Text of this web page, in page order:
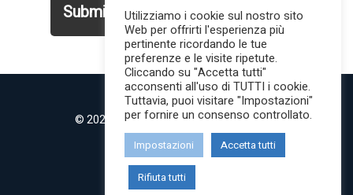
© 2022 MilanoMind | Tutti i diritti riservati.
P.IVA 09853820968
twitter instagram
Utilizziamo i cookie sul nostro sito
Web per offrirti l'esperienza più
pertinente ricordando le tue
preferenze e le visite ripetute.
Cliccando su "Accetta tutti"
acconsenti all'uso di TUTTI i cookie.
Tuttavia, puoi visitare "Impostazioni"
per fornire un consenso controllato.
Impostazioni Accetta tutti
Rifiuta tutti